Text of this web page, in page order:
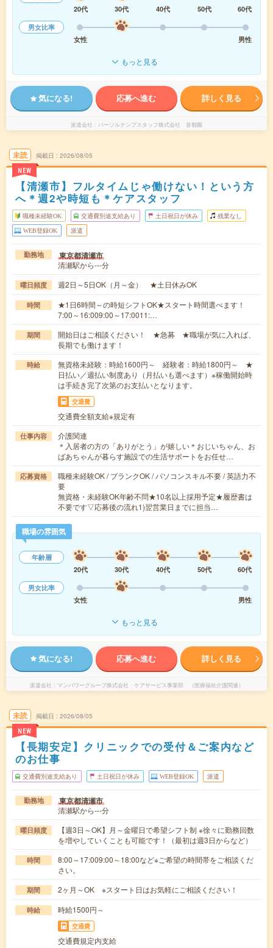
20代
30代 40代 50代
60代
男女比率
女性
男性
もっと見る
気になる! 応募へ進む 詳しく見る
派遣会社 パーソルテンプスタッフ株式会社 首都圏
未読
NEW
掲載日 2026/08/05
【清瀬市】フルタイムじゃ働けない！という方
へ＊週2や時短も＊ケアスタッフ
職種未経験OK 交通費別途支給あり 土日祝日が休み 残業なし
WEB登録OK 派遣
勤務地 東京都清瀬市
清瀬駅から---分
曜日頻度 週2日～5日OK（月～金） ★土日休みOK
時間
★1日6時間～の時短シフトOK★スタート時間選べます！
7:00～16:009:00～17:0011:…
期間
開始日はご相談ください！ ★急募 ★職場が気に入れば、
長期でも働けます！
時給
無資格未経験：時給1600円～ 経験者：時給1800円～ ★
日払い／週払い制度あり（月払いも選べます）※稼働開始時
は手続き完了次第のお支払いとなります。
交通費
交通費全額支給※規定有
仕事内容
介護関連
＊入居者の方の「ありがとう」が嬉しい＊おじいちゃん、お
ばあちゃんが暮らす施設での生活サポートをお任せ…
応募資格
職種未経験OK / ブランクOK / パソコンスキル不要 / 英語力不
要
無資格・未経験OK年齢不問★10名以上採用予定★履歴書は
不要です▽応募後の流れ1)翌営業日までに担当…
職場の雰囲気
年齢層
20代
30代 40代 50代
60代
男女比率
女性
男性
もっと見る
気になる! 応募へ進む 詳しく見る
派遣会社 マンパワーグループ株式会社 ケアサービス事業部 （医療福祉介護関連）
未読
NEW
掲載日 2026/08/05
【長期安定】クリニックでの受付＆ご案内など
のお仕事
交通費別途支給あり 土日祝日が休み WEB登録OK 派遣
勤務地 東京都清瀬市
清瀬駅から---分
曜日頻度
【週3日～OK】月～金曜日で希望シフト制 ※徐々に勤務回数
を増やしていくことも可能です！（最初は週3日からなど）
時間
8:00～17:009:00～18:00など※ご希望の時間帯をご相談くだ
さい。
期間 2ヶ月～OK ※スタート日はお気軽にご相談ください！
時給 時給1500円～
交通費
交通費規定内支給